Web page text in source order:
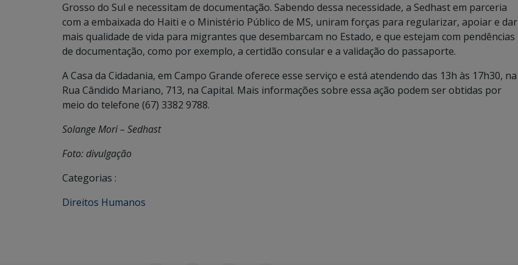
Grosso do Sul e necessitam de documentação. Sabendo dessa necessidade, a Sedhast em parceria
com a embaixada do Haiti e o Ministério Público de MS, uniram forças para regularizar, apoiar e dar
mais qualidade de vida para migrantes que desembarcam no Estado, e que estejam com pendências
de documentação, como por exemplo, a certidão consular e a validação do passaporte.
A Casa da Cidadania, em Campo Grande oferece esse serviço e está atendendo das 13h às 17h30, na
Rua Cândido Mariano, 713, na Capital. Mais informações sobre essa ação podem ser obtidas por
meio do telefone (67) 3382 9788.
Solange Mori – Sedhast
Foto: divulgação
Categorias :
Direitos Humanos